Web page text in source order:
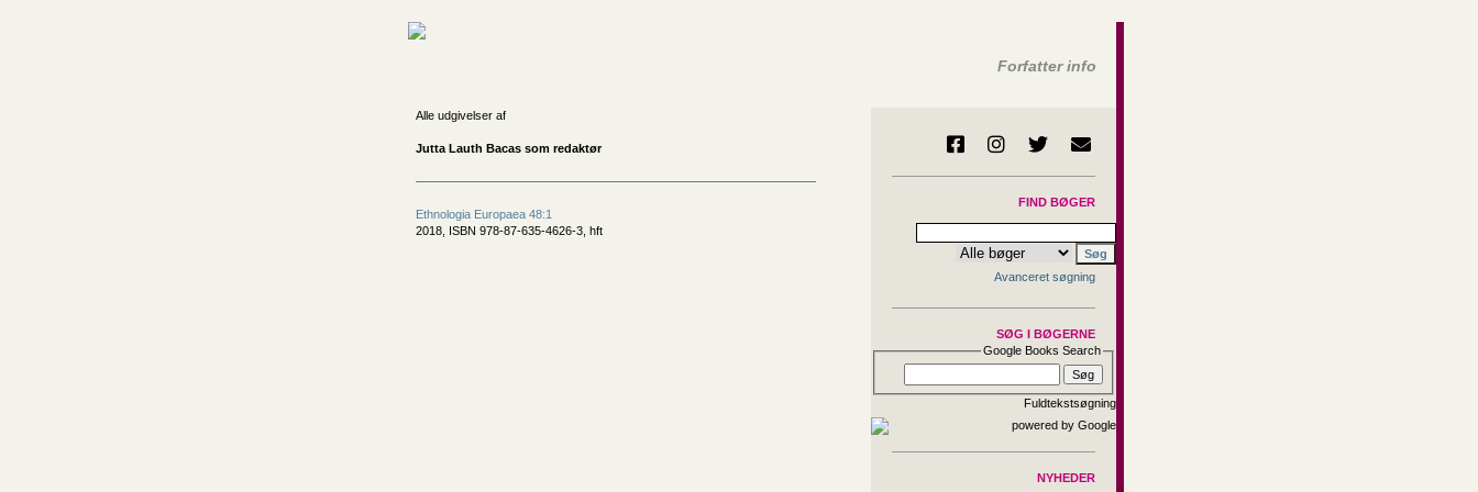
Forfatter info
Alle udgivelser af
Jutta Lauth Bacas som redaktør
Ethnologia Europaea 48:1
2018, ISBN 978-87-635-4626-3, hft
FIND BØGER
Avanceret søgning
SØG I BØGERNE
Google Books Search
Fuldtekstsøgning
NYHEDER